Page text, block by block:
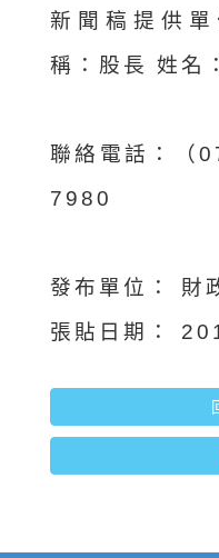
新聞稿提供
稱：股長 姓名
聯絡電話：（
7980
發布單位：
財
張貼日期：